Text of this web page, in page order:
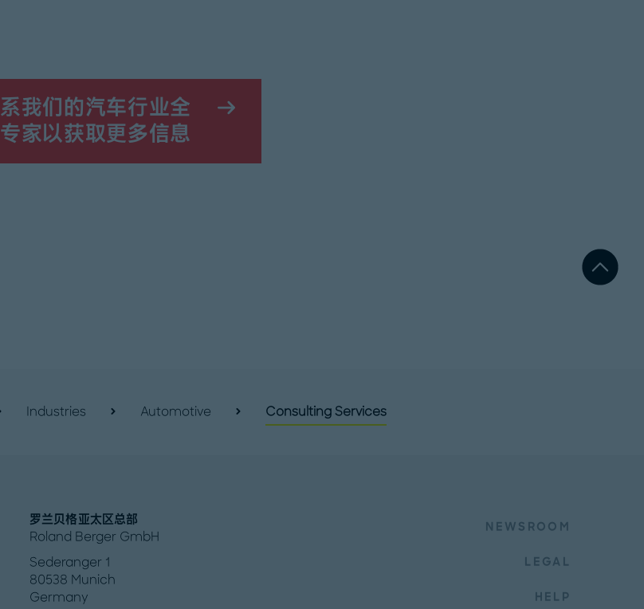
我们的汽车行业全
家以获取更多信息
Industries Automotive Consulting Services
罗兰贝格亚太区总部
Roland Berger GmbH
Sederanger 1
80538 Munich
Germany
NEWSROOM
LEGAL
HELP